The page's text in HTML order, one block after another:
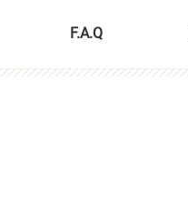
F.A.Q